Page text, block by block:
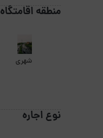
منطقه اقامتگاه
شهری
نوع اجاره